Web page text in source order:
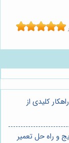
⭐️ راهنمای جامع تعمیر ماکروفر در منزل: 8 راهکار کلیدی از
میشه؟ 10 مشکل رایج و راه حل تعمیر